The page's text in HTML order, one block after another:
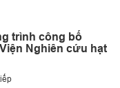
trình công bố
Nghiên cứu hạt